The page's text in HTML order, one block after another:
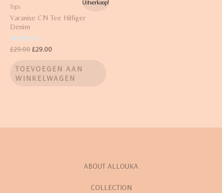
Uitverkoop!
Tops
Varanise CN Tee Hilfiger
Denim
Waardering
3.50
£29.00 £29.00
TOEVOEGEN AAN
WINKELWAGEN
ABOUT ALLOUKA
COLLECTION